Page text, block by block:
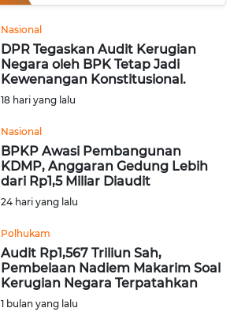
Nasional
DPR Tegaskan Audit Kerugian
Negara oleh BPK Tetap Jadi
Kewenangan Konstitusional.
18 hari yang lalu
Nasional
BPKP Awasi Pembangunan
KDMP, Anggaran Gedung Lebih
dari Rp1,5 Miliar Diaudit
24 hari yang lalu
Polhukam
Audit Rp1,567 Triliun Sah,
Pembelaan Nadiem Makarim Soal
Kerugian Negara Terpatahkan
1 bulan yang lalu